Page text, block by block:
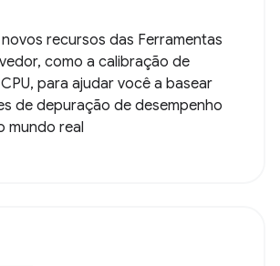
recursos das Ferramentas
como a calibração de
para ajudar você a basear
de depuração de desempenho
mundo real